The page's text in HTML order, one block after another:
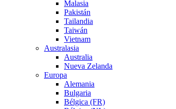
Malasia
Pakistán
Tailandia
Taiwán
Vietnam
Australasia
Australia
Nueva Zelanda
Europa
Alemania
Bulgaria
Bélgica (FR)